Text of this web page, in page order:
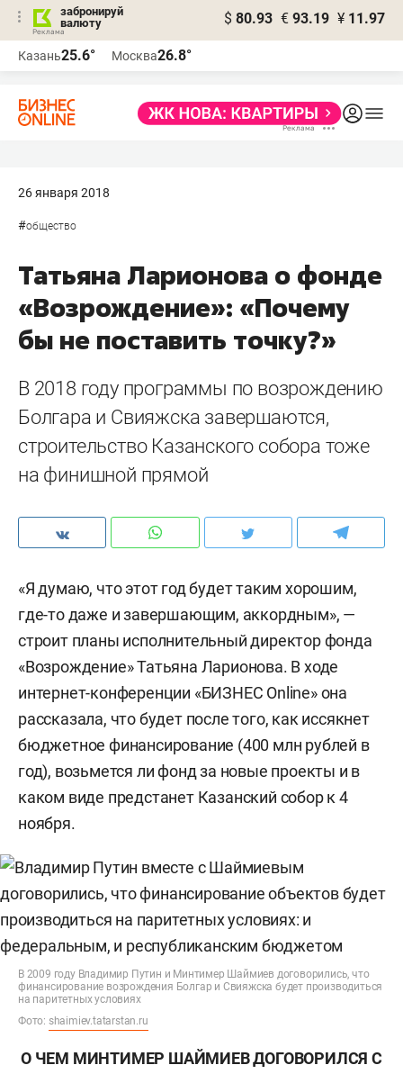
забронируй
валюту
$ 80.93 € 93.19 ¥ 11.97
Казань25.6° Москва26.8°
26 января 2018
#общество
Татьяна Ларионова о фонде
«Возрождение»: «Почему
бы не поставить точку?»
В 2018 году программы по возрождению
Болгара и Свияжска завершаются,
строительство Казанского собора тоже
на финишной прямой
«Я думаю, что этот год будет таким хорошим,
где-то даже и завершающим, аккордным», —
строит планы исполнительный директор фонда
«Возрождение» Татьяна Ларионова. В ходе
интернет-конференции «БИЗНЕС Online» она
рассказала, что будет после того, как иссякнет
бюджетное финансирование (400 млн рублей в
год), возьмется ли фонд за новые проекты и в
каком виде предстанет Казанский собор к 4
ноября.
В 2009 году Владимир Путин и Минтимер Шаймиев договорились, что
финансирование возрождения Болгар и Свияжска будет производиться
на паритетных условиях
Фото: shaimiev.tatarstan.ru
О ЧЕМ МИНТИМЕР ШАЙМИЕВ ДОГОВОРИЛСЯ С